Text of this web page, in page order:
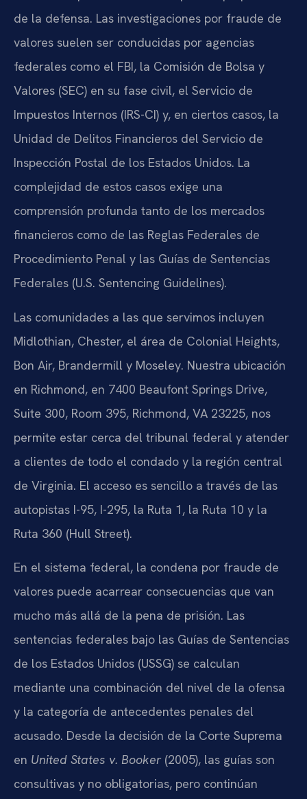
de la defensa. Las investigaciones por fraude de
valores suelen ser conducidas por agencias
federales como el FBI, la Comisión de Bolsa y
Valores (SEC) en su fase civil, el Servicio de
Impuestos Internos (IRS-CI) y, en ciertos casos, la
Unidad de Delitos Financieros del Servicio de
Inspección Postal de los Estados Unidos. La
complejidad de estos casos exige una
comprensión profunda tanto de los mercados
financieros como de las Reglas Federales de
Procedimiento Penal y las Guías de Sentencias
Federales (U.S. Sentencing Guidelines).
Las comunidades a las que servimos incluyen
Midlothian, Chester, el área de Colonial Heights,
Bon Air, Brandermill y Moseley. Nuestra ubicación
en Richmond, en 7400 Beaufont Springs Drive,
Suite 300, Room 395, Richmond, VA 23225, nos
permite estar cerca del tribunal federal y atender
a clientes de todo el condado y la región central
de Virginia. El acceso es sencillo a través de las
autopistas I-95, I-295, la Ruta 1, la Ruta 10 y la
Ruta 360 (Hull Street).
En el sistema federal, la condena por fraude de
valores puede acarrear consecuencias que van
mucho más allá de la pena de prisión. Las
sentencias federales bajo las Guías de Sentencias
de los Estados Unidos (USSG) se calculan
mediante una combinación del nivel de la ofensa
y la categoría de antecedentes penales del
acusado. Desde la decisión de la Corte Suprema
en United States v. Booker(2005), las guías son
consultivas y no obligatorias, pero continúan